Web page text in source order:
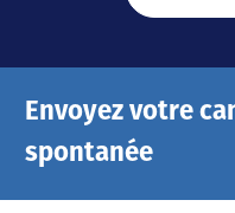
Envoyez votre
spontanée